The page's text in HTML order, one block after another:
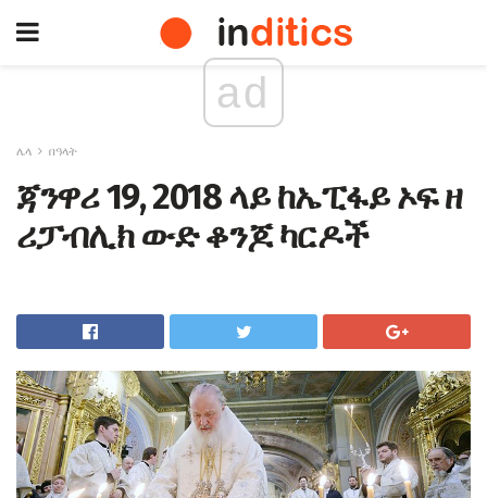
ad
ሌላ በዓላት
ጃንዋሪ 19, 2018 ላይ ከኤፒፋይ ኦፍ ዘ
ሪፓብሊክ ውድ ቆንጆ ካርዶች